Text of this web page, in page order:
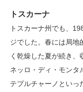
トスカーナ
トスカーナ州でも、
ジでした。春には局地
く乾燥した夏が続き
ネッロ・ディ・モンタ
テプルチャーノといっ